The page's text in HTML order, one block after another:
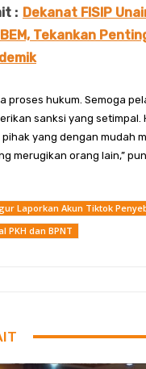
: Dekanat FISIP
Tekankan
proses hukum. Semoga
sanksi yang setimpal.
yang dengan mudah
merugikan orang lain,”
Laporkan Akun Tiktok
PKH dan BPNT